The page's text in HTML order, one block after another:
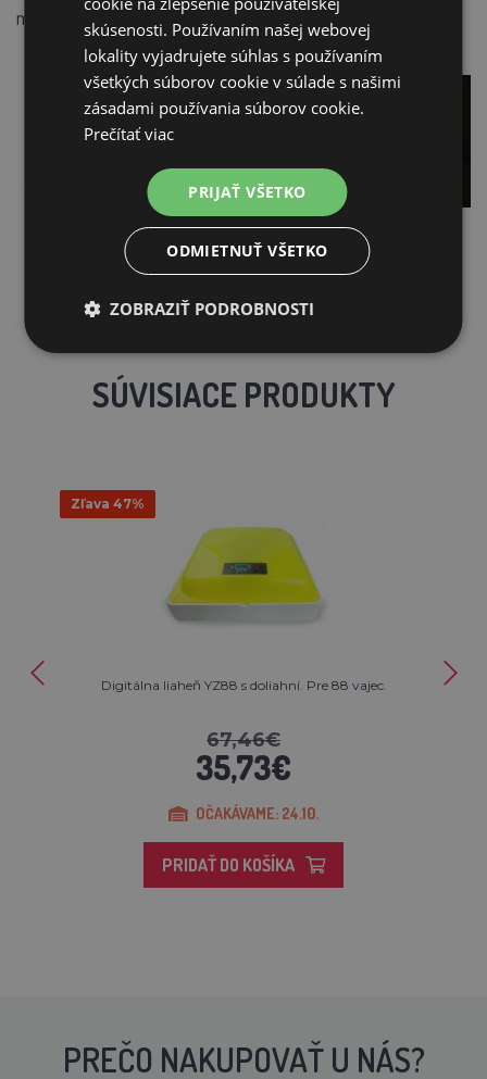
môžete sledovať vývoj vajíčok.
SÚVISIACE PRODUKTY
Zľava 47%
Digitálna liaheň YZ88 s doliahní. Pre 88 vajec.
67,46€
35,73€
OČAKÁVAME: 24.10.
PRIDAŤ DO KOŠÍKA
PREČO NAKUPOVAŤ U NÁS?
skúsenosti. Používaním našej webovej
lokality vyjadrujete súhlas s používaním
všetkých súborov cookie v súlade s našimi
zásadami používania súborov cookie.
Prečítať viac
PRIJAŤ VŠETKO
ODMIETNUŤ VŠETKO
ZOBRAZIŤ PODROBNOSTI